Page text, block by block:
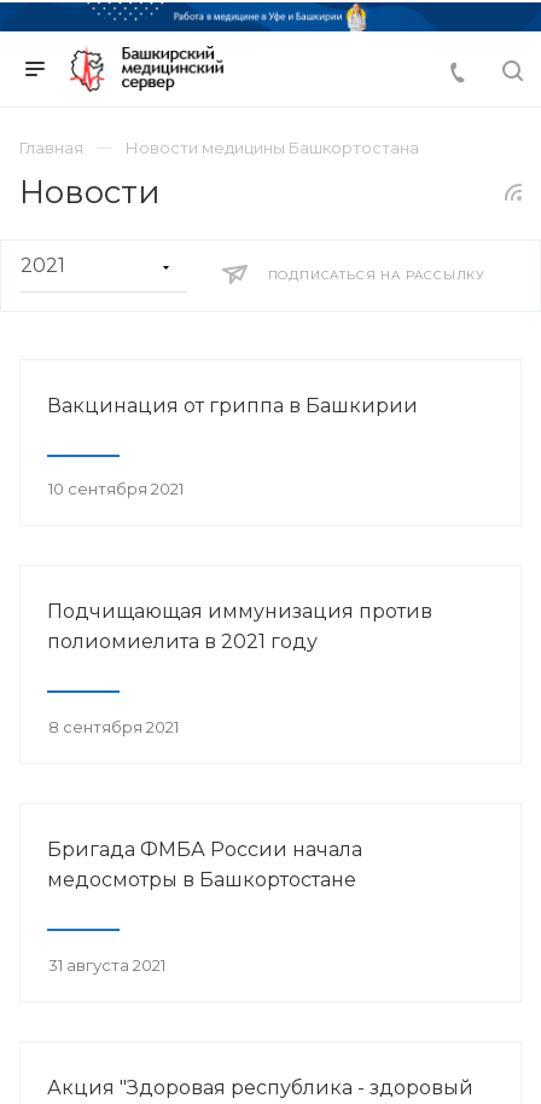
Главная Новости медицины Башкортостана
Новости
ПОДПИСАТЬСЯ НА РАССЫЛКУ
Вакцинация от гриппа в Башкирии
10 сентября 2021
Подчищающая иммунизация против
полиомиелита в 2021 году
8 сентября 2021
Бригада ФМБА России начала
медосмотры в Башкортостане
31 августа 2021
Акция "Здоровая республика - здоровый